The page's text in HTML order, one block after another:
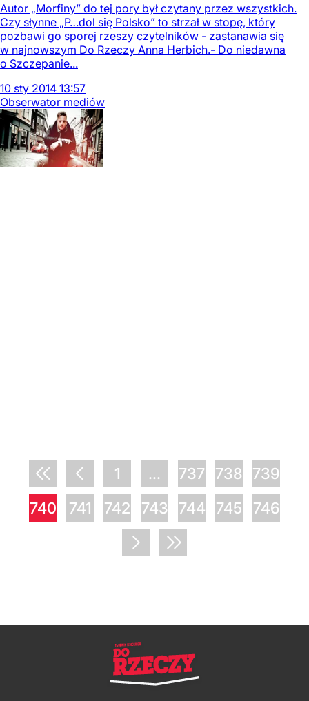
Autor „Morfiny” do tej pory był czytany przez wszystkich.
Czy słynne „P…dol się Polsko” to strzał w stopę, który
pozbawi go sporej rzeszy czytelników - zastanawia się
w najnowszym Do Rzeczy Anna Herbich.- Do niedawna
o Szczepanie...
10 sty 2014 13:57
Obserwator mediów
1 ... 737 738
739
740
741 742 743 744 745 746